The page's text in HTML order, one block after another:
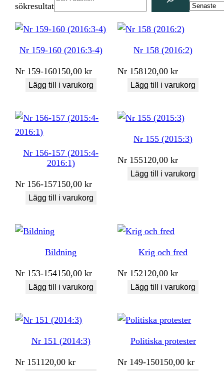
sökresultat
Nr 159-160 (2016:3-4)
Nr 159-160150,00kr
Lägg till i varukorg
Nr 158 (2016:2)
Nr 158120,00kr
Lägg till i varukorg
Nr 156-157 (2015:4-
2016:1)
Nr 156-157150,00kr
Lägg till i varukorg
Nr 155 (2015:3)
Nr 155120,00kr
Lägg till i varukorg
Bildning
Nr 153-154150,00kr
Lägg till i varukorg
Krig och fred
Nr 152120,00kr
Lägg till i varukorg
Nr 151 (2014:3)
Nr 151120,00kr
Politiska protester
Nr 149-150150,00kr